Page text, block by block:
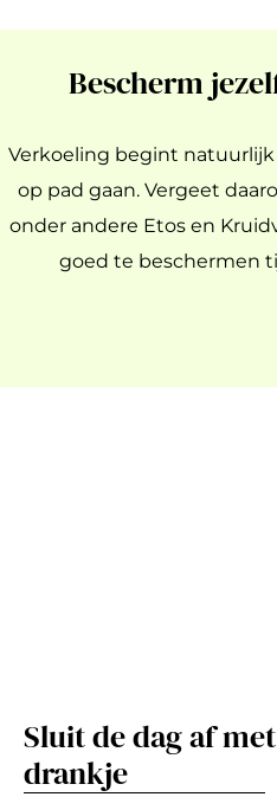
Bescherm
Verkoeling begint
op pad gaan. Vergeet
onder andere Etos en
goed te beschermen
Sluit de dag af
drankje